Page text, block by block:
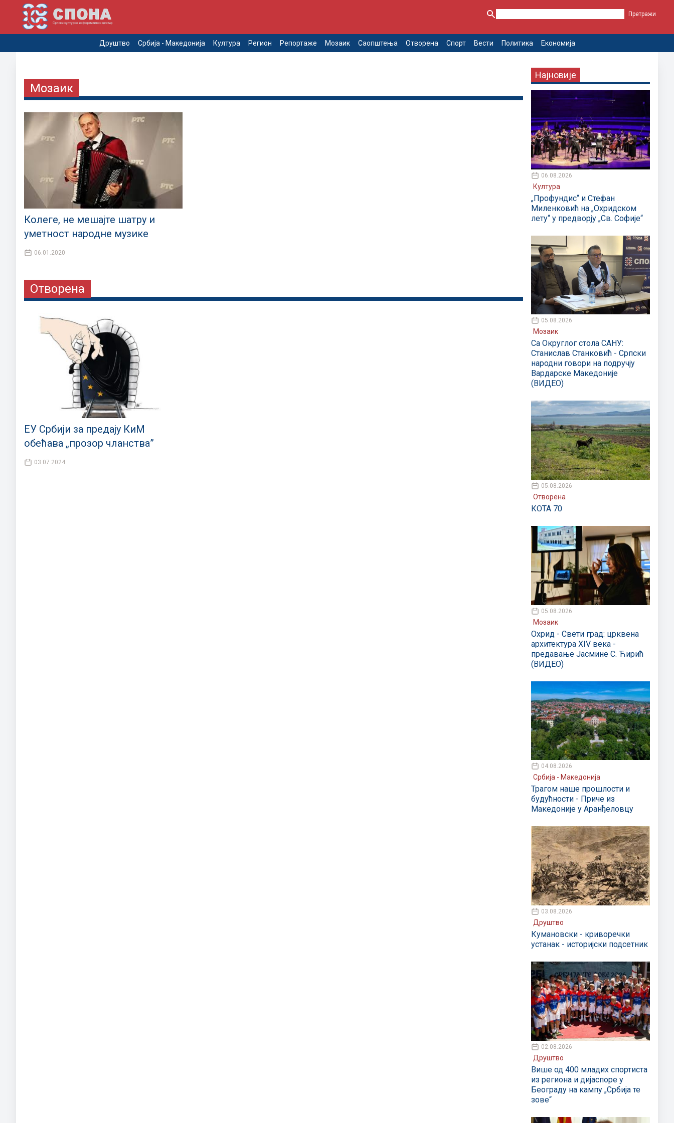
Друштво Србија - Македонија Култура Регион Репортаже Мозаик Саопштења Отворена Спорт Вести Политика Економија
Мозаик
Колеге, не мешајте шатру и
уметност народне музике
06.01.2020
Отворена
ЕУ Србији за предају КиМ
обећава „прозор чланства”
03.07.2024
Најновије
06.08.2026
Култура
„Профундис“ и Стефан
Миленковић на „Охридском
лету“ у предворју „Св. Софије“
05.08.2026
Мозаик
Са Округлог стола САНУ:
Станислав Станковић - Српски
народни говори на подручју
Вардарске Македоније
(ВИДЕО)
05.08.2026
Отворена
КОТА 70
05.08.2026
Мозаик
Охрид - Свети град: црквена
архитектура XIV века -
предавање Јасмине С. Ћирић
(ВИДЕО)
04.08.2026
Србија - Македонија
Трагом наше прошлости и
будућности - Приче из
Македоније у Аранђеловцу
03.08.2026
Друштво
Кумановски - криворечки
устанак - историјски подсетник
02.08.2026
Друштво
Више од 400 младих спортиста
из региона и дијаспоре у
Београду на кампу „Србија те
зове“